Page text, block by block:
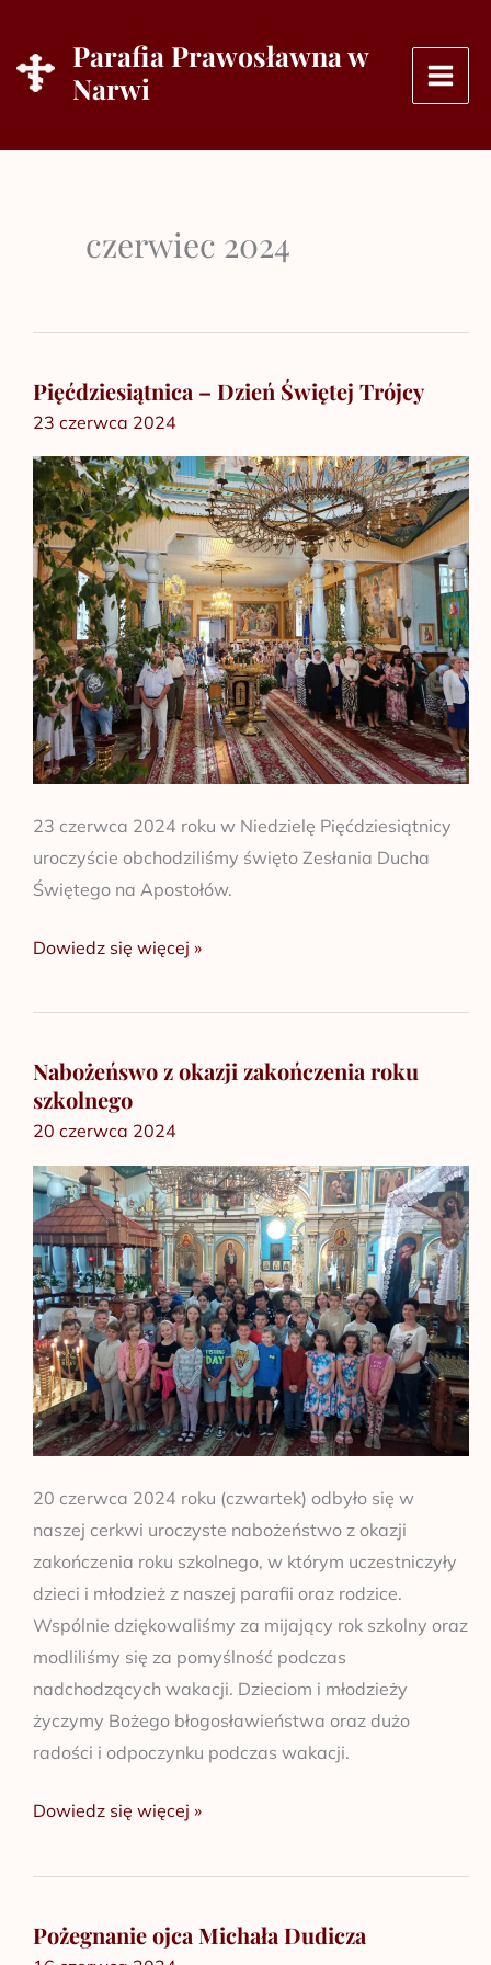
treści
Parafia Prawosławna w
Narwi
czerwiec 2024
Pięćdziesiątnica – Dzień Świętej Trójcy
23 czerwca 2024
23 czerwca 2024 roku w Niedzielę Pięćdziesiątnicy
uroczyście obchodziliśmy święto Zesłania Ducha
Świętego na Apostołów.
Pięćdziesiątnica
–
Dzień
Świętej
Trójcy
Dowiedz się więcej »
Nabożeńswo z okazji zakończenia roku
szkolnego
20 czerwca 2024
20 czerwca 2024 roku (czwartek) odbyło się w
naszej cerkwi uroczyste nabożeństwo z okazji
zakończenia roku szkolnego, w którym uczestniczyły
dzieci i młodzież z naszej parafii oraz rodzice.
Wspólnie dziękowaliśmy za mijający rok szkolny oraz
modliliśmy się za pomyślność podczas
nadchodzących wakacji. Dzieciom i młodzieży
życzymy Bożego błogosławieństwa oraz dużo
radości i odpoczynku podczas wakacji.
Nabożeńswo
z
okazji
zakończenia
roku
szkolnego
Dowiedz się więcej »
Pożegnanie ojca Michała Dudicza
Pożegnanie